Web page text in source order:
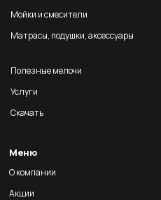
Мойки и смесители
Матрасы, подушки, аксессуары
Полезные мелочи
Услуги
Скачать
Меню
О компании
Акции